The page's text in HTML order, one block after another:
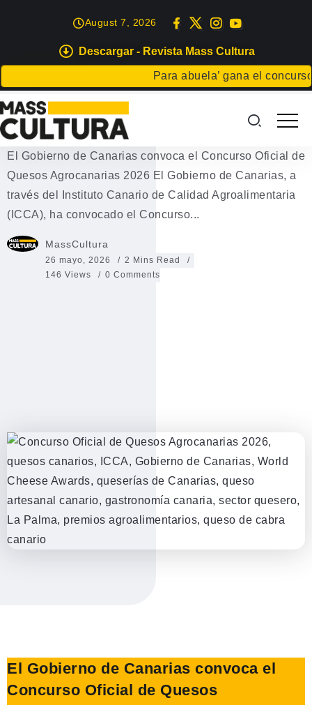
Descargar - Revista Mass Cultura
Para abuela’ gana el concurso
August 7, 2026
GASTRONOMÍA
Concurso Oficial de Quesos
Agrocanarias 2026
El Gobierno de Canarias convoca el Concurso Oficial de
Quesos Agrocanarias 2026 El Gobierno de Canarias, a
través del Instituto Canario de Calidad Agroalimentaria
(ICCA), ha convocado el Concurso...
MassCultura
26 mayo, 2026
2 Mins Read
146 Views
0 Comments
El Gobierno de Canarias convoca el
Concurso Oficial de Quesos